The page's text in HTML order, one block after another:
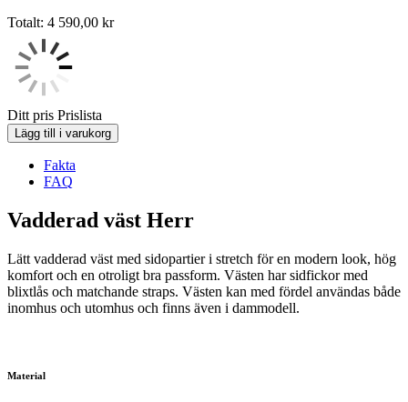
Totalt: 4 590,00 kr
Ditt pris Prislista
Lägg till i varukorg
Fakta
FAQ
Vadderad väst Herr
Lätt vadderad väst med sidopartier i stretch för en modern look, hög
komfort och en otroligt bra passform. Västen har sidfickor med
blixtlås och matchande straps. Västen kan med fördel användas både
inomhus och utomhus och finns även i dammodell.
Material